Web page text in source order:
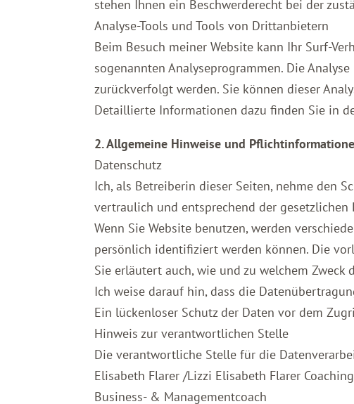
stehen Ihnen ein Beschwerderecht bei der
Analyse-Tools und Tools von Drittanbietern
Beim Besuch meiner Website kann Ihr Surf-
sogenannten Analyseprogrammen. Die
zurückverfolgt werden. Sie können dieser
Detaillierte Informationen dazu finden Sie in
2. Allgemeine Hinweise und
Datenschutz
Ich, als Betreiberin dieser Seiten, nehme den
vertraulich und entsprechend der
Wenn Sie Website benutzen, werden
persönlich identifiziert werden können. Die
Sie erläutert auch, wie und zu welchem Zweck
Ich weise darauf hin, dass die
Ein lückenloser Schutz der Daten vor dem
Hinweis zur verantwortlichen Stelle
Die verantwortliche Stelle für die
Elisabeth Flarer /Lizzi Elisabeth Flarer
Business- & Managementcoach